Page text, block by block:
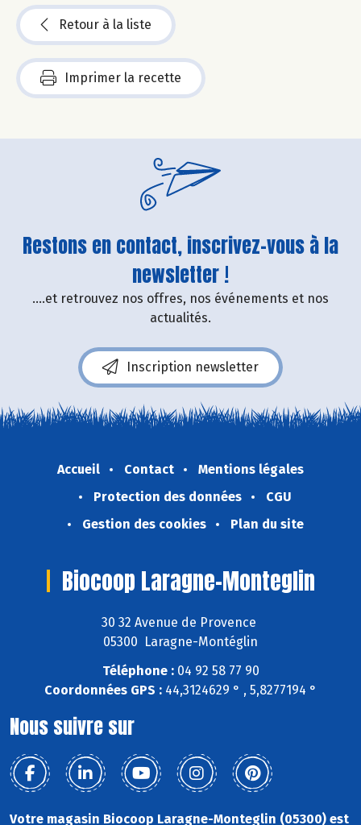
Retour à la liste
Imprimer la recette
Restons en contact, inscrivez-vous à la
newsletter !
....et retrouvez nos offres, nos événements et nos
actualités.
Inscription newsletter
Accueil Contact
Mentions légales
Protection des données
CGU
Gestion des cookies
Plan du site
Biocoop Laragne-Monteglin
30 32 Avenue de Provence
05300 Laragne-Montéglin
Téléphone :04 92 58 77 90
Coordonnées GPS : 44,3124629 ° , 5,8277194 °
Nous suivre sur
Votre magasin Biocoop Laragne-Monteglin (05300) est